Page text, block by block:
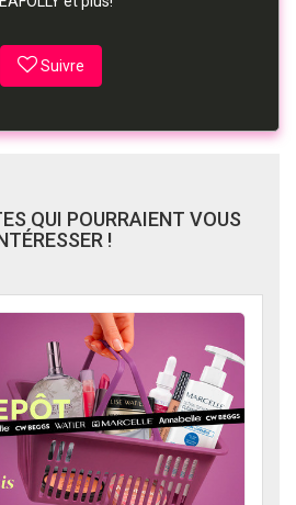
Suivre
QUI POURRAIENT VOUS
!